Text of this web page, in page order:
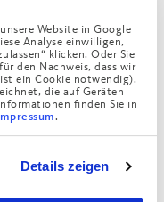
Website in Google
Analyse einwilligen,
klicken. Oder Sie
den Nachweis, dass wir
ein Cookie notwendig).
die auf Geräten
finden Sie in
.
Details zeigen